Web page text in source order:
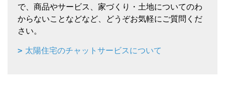
で、商品やサービス、家づくり・土地についてのわ
からないことなどなど、どうぞお気軽にご質問くだ
さい。
太陽住宅のチャットサービスについて